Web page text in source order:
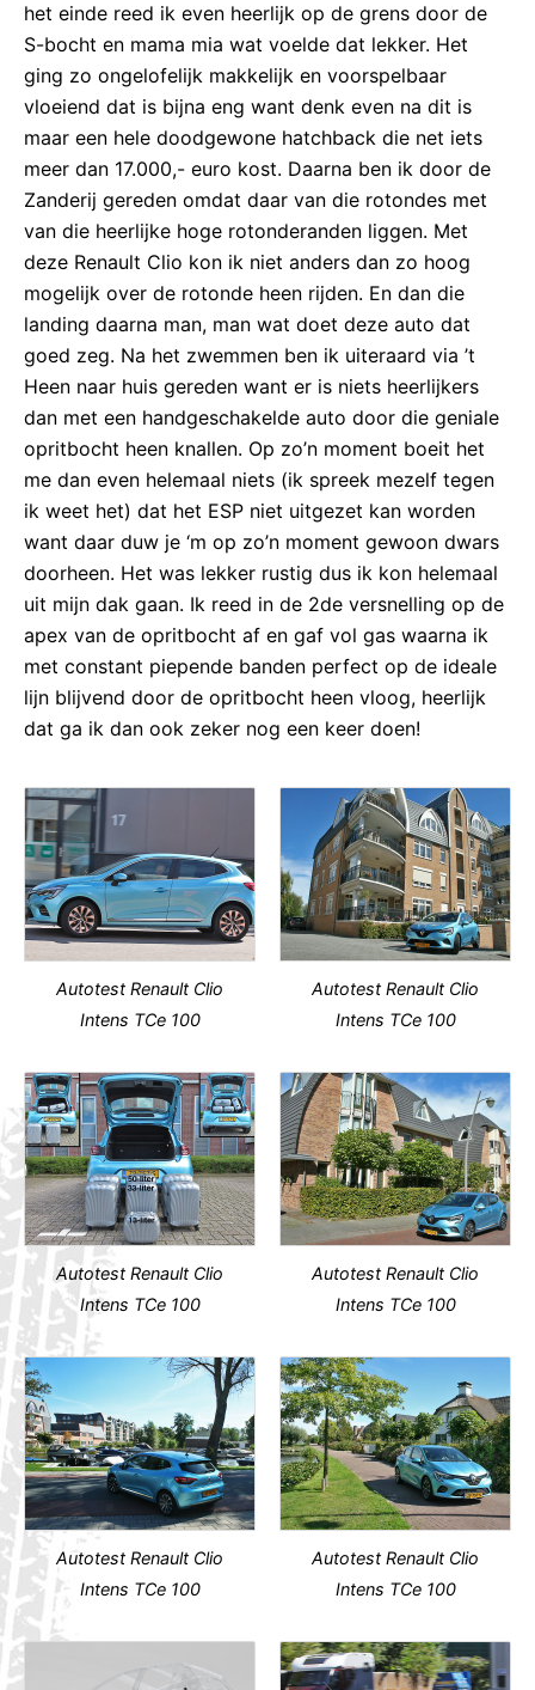
het einde reed ik even heerlijk op de grens door de
S-bocht en mama mia wat voelde dat lekker. Het
ging zo ongelofelijk makkelijk en voorspelbaar
vloeiend dat is bijna eng want denk even na dit is
maar een hele doodgewone hatchback die net iets
meer dan 17.000,- euro kost. Daarna ben ik door de
Zanderij gereden omdat daar van die rotondes met
van die heerlijke hoge rotonderanden liggen. Met
deze Renault Clio kon ik niet anders dan zo hoog
mogelijk over de rotonde heen rijden. En dan die
landing daarna man, man wat doet deze auto dat
goed zeg. Na het zwemmen ben ik uiteraard via ’t
Heen naar huis gereden want er is niets heerlijkers
dan met een handgeschakelde auto door die geniale
opritbocht heen knallen. Op zo’n moment boeit het
me dan even helemaal niets (ik spreek mezelf tegen
ik weet het) dat het ESP niet uitgezet kan worden
want daar duw je ‘m op zo’n moment gewoon dwars
doorheen. Het was lekker rustig dus ik kon helemaal
uit mijn dak gaan. Ik reed in de 2de versnelling op de
apex van de opritbocht af en gaf vol gas waarna ik
met constant piepende banden perfect op de ideale
lijn blijvend door de opritbocht heen vloog, heerlijk
dat ga ik dan ook zeker nog een keer doen!
Autotest Renault Clio
Intens TCe 100
Autotest Renault Clio
Intens TCe 100
Autotest Renault Clio
Intens TCe 100
Autotest Renault Clio
Intens TCe 100
Autotest Renault Clio
Intens TCe 100
Autotest Renault Clio
Intens TCe 100